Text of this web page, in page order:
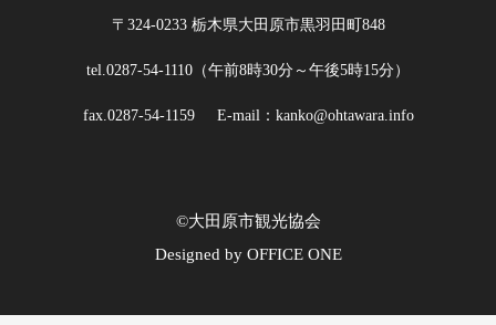
〒324-0233 栃木県大田原市黒羽田町848
tel.0287-54-1110（午前8時30分～午後5時15分）
fax.0287-54-1159 E-mail：kanko@ohtawara.info
©大田原市観光協会
Designed by OFFICE ONE